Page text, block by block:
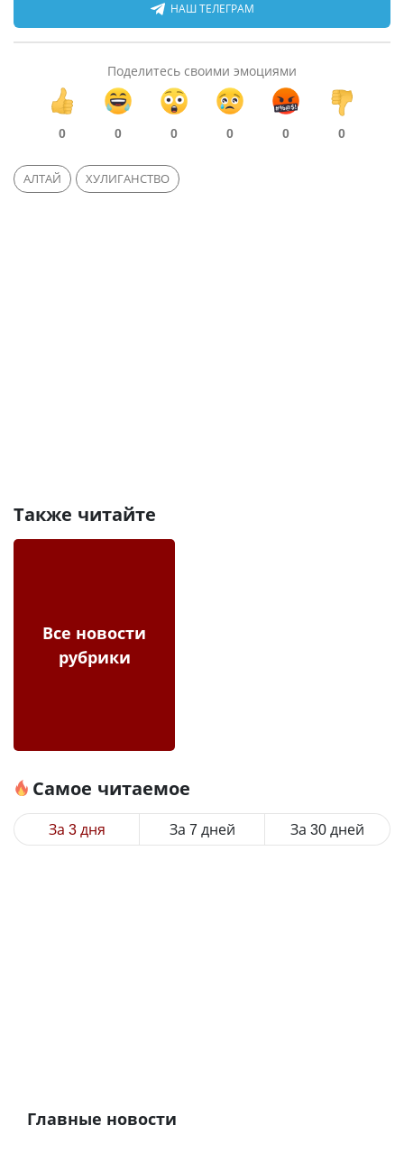
НАШ ТЕЛЕГРАМ
Поделитесь своими эмоциями
0 0 0 0 0 0
АЛТАЙ ХУЛИГАНСТВО
Также читайте
Все новости
рубрики
Самое читаемое
За 3 дня За 7 дней За 30 дней
Главные новости